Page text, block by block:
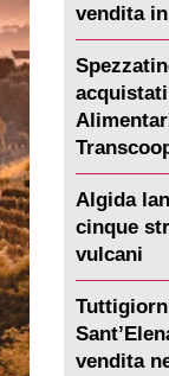
vendita
acquistati
Algida
cinque
vulcani
vendita